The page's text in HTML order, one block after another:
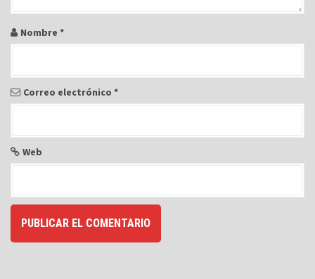
a
d Nombre *
Correo electrónico *
Web